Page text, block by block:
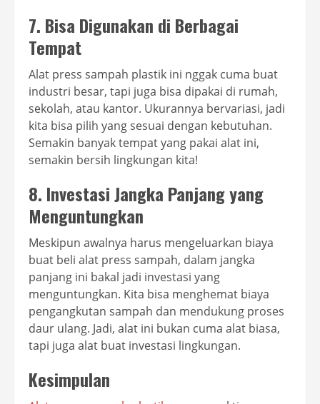
7. Bisa Digunakan di Berbagai
Tempat
Alat press sampah plastik ini nggak cuma buat
industri besar, tapi juga bisa dipakai di rumah,
sekolah, atau kantor. Ukurannya bervariasi, jadi
kita bisa pilih yang sesuai dengan kebutuhan.
Semakin banyak tempat yang pakai alat ini,
semakin bersih lingkungan kita!
8. Investasi Jangka Panjang yang
Menguntungkan
Meskipun awalnya harus mengeluarkan biaya
buat beli alat press sampah, dalam jangka
panjang ini bakal jadi investasi yang
menguntungkan. Kita bisa menghemat biaya
pengangkutan sampah dan mendukung proses
daur ulang. Jadi, alat ini bukan cuma alat biasa,
tapi juga alat buat investasi lingkungan.
Kesimpulan